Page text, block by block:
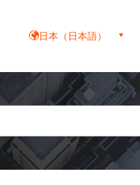
日本（日本語）